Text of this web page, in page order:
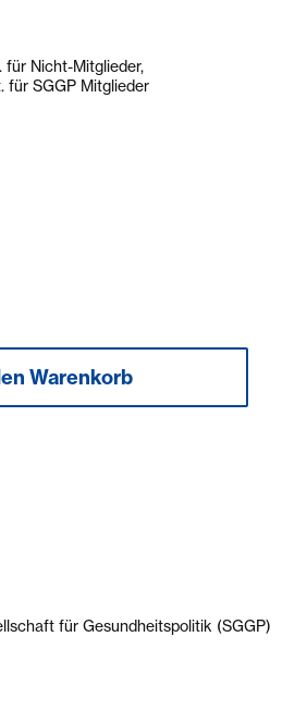
für Nicht-Mitglieder,
für SGGP Mitglieder
für Gesundheitspolitik (SGGP)